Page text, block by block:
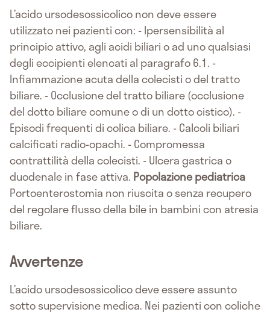
L’acido ursodesossicolico non deve essere
utilizzato nei pazienti con: - Ipersensibilità al
principio attivo, agli acidi biliari o ad uno qualsiasi
degli eccipienti elencati al paragrafo 6.1. -
Infiammazione acuta della colecisti o del tratto
biliare. - Occlusione del tratto biliare (occlusione
del dotto biliare comune o di un dotto cistico). -
Episodi frequenti di colica biliare. - Calcoli biliari
calcificati radio-opachi. - Compromessa
contrattilità della colecisti. - Ulcera gastrica o
duodenale in fase attiva. Popolazione pediatrica
Portoenterostomia non riuscita o senza recupero
del regolare flusso della bile in bambini con atresia
biliare.
Avvertenze
L’acido ursodesossicolico deve essere assunto
sotto supervisione medica. Nei pazienti con coliche